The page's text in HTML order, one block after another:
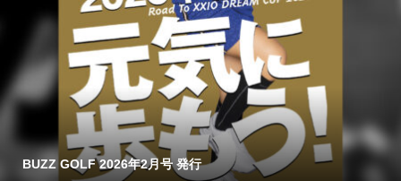
BUZZ GOLF 2026年2月号 発行